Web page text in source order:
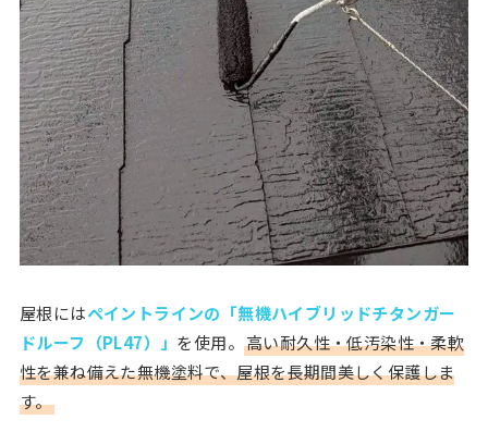
屋根にはペイントラインの「無機ハイブリッドチタンガー
ドルーフ（PL47）」 を使用。 高い耐久性・低汚染性・柔軟
性を兼ね備えた無機塗料で、屋根を長期間美しく保護しま
す。